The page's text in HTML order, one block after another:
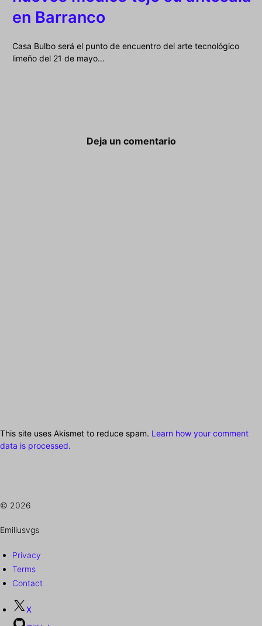
en Barranco
Casa Bulbo será el punto de encuentro del arte tecnológico
limeño del 21 de mayo…
Deja un comentario
This site uses Akismet to reduce spam. Learn how your comment
data is processed.
© 2026
Emiliusvgs
Privacy
Terms
Contact
X